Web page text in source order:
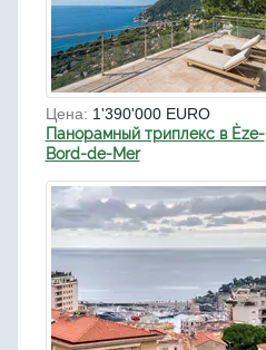
Цена: 1'390'000 EURO
Панорамный триплекс в Èze-
Bord-de-Mer